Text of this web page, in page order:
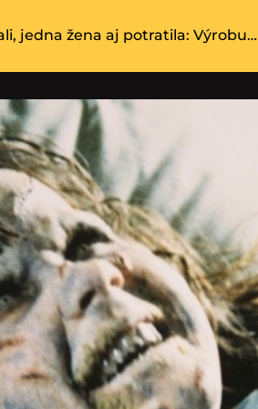
jedna žena aj potratila: Výrobu…